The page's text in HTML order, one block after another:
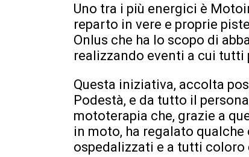
Uno tra i più energici è
reparto in vere e proprie
Onlus che ha lo scopo di
realizzando eventi a cui tutti
Questa iniziativa, accolta
Podestà, e da tutto il
mototerapia che, grazie a
in moto, ha regalato
ospedalizzati e a tutti coloro